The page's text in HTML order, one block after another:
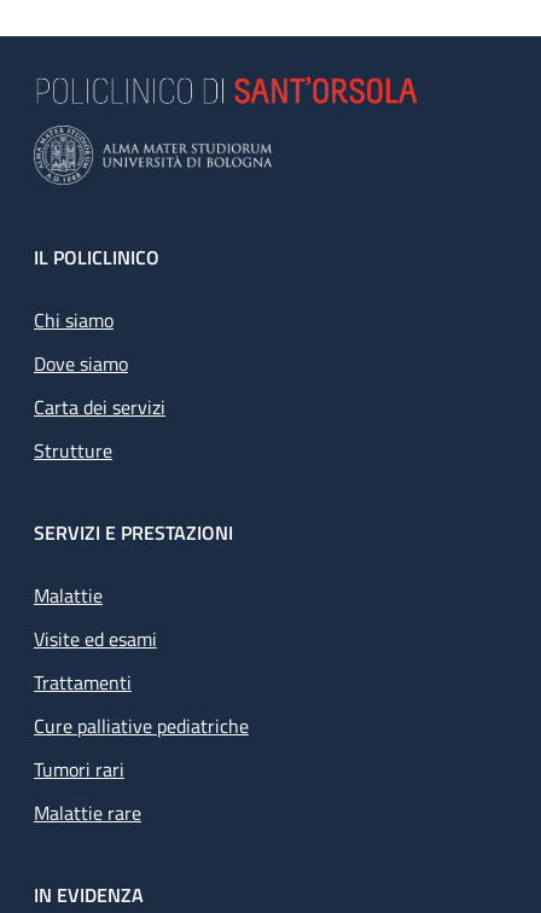
Footer
IL POLICLINICO
Chi siamo
Dove siamo
Carta dei servizi
Strutture
SERVIZI E PRESTAZIONI
Malattie
Visite ed esami
Trattamenti
Cure palliative pediatriche
Tumori rari
Malattie rare
IN EVIDENZA